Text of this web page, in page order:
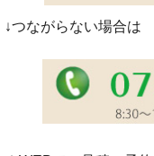
↓つながらない場合は